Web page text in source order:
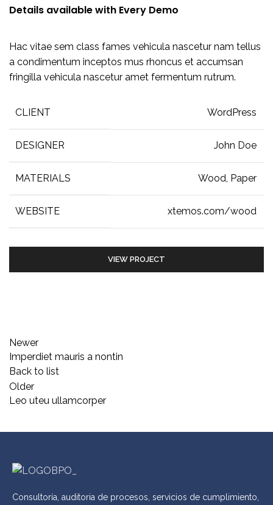
Details available with Every Demo
Hac vitae sem class fames vehicula nascetur nam tellus
a condimentum inceptos mus rhoncus et accumsan
fringilla vehicula nascetur amet fermentum rutrum.
CLIENT WordPress
DESIGNER John Doe
MATERIALS Wood, Paper
WEBSITE xtemos.com/wood
VIEW PROJECT
Newer
Imperdiet mauris a nontin
Back to list
Older
Leo uteu ullamcorper
Consultoría, auditoria de procesos, servicios de cumplimiento,